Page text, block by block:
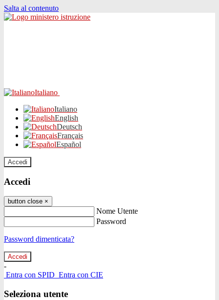
Salta al contenuto
Italiano
Italiano
English
Deutsch
Français
Español
Accedi
Accedi
button close ×
Nome Utente
Password
Password dimenticata?
-
Entra con SPID Entra con CIE
Seleziona utente